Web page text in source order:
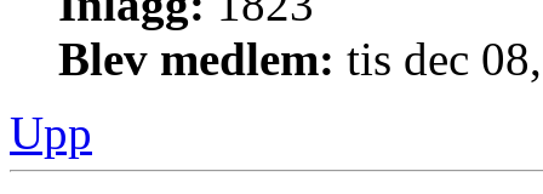
Blev medlem: tis dec
Upp